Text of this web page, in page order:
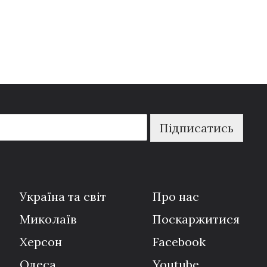
Підписатись
Україна та світ
Миколаїв
Херсон
Про нас
Поскаржитися
Facebook